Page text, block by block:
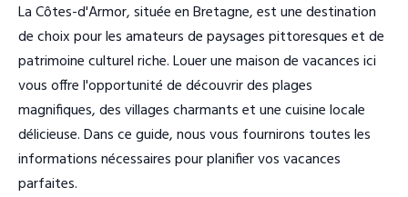
La Côtes-d'Armor, située en Bretagne, est une destination
de choix pour les amateurs de paysages pittoresques et de
patrimoine culturel riche. Louer une maison de vacances ici
vous offre l'opportunité de découvrir des plages
magnifiques, des villages charmants et une cuisine locale
délicieuse. Dans ce guide, nous vous fournirons toutes les
informations nécessaires pour planifier vos vacances
parfaites.